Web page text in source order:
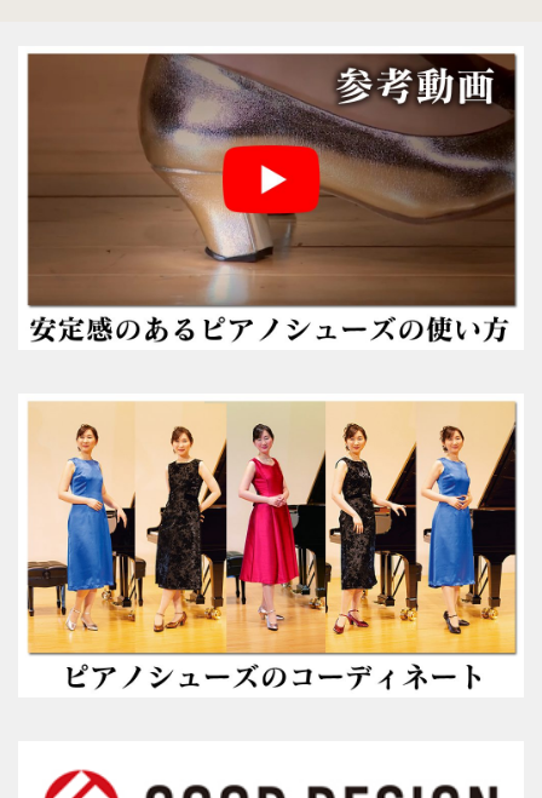
愛用ピアニストの声１
愛用ピアニストの声２
愛用ピアニストの声３
ピアノシューズ愛用音楽家等
愛用ピアニスト コンサート情報
指導者・ご購入者の声
指導者の声１
指導者の声２